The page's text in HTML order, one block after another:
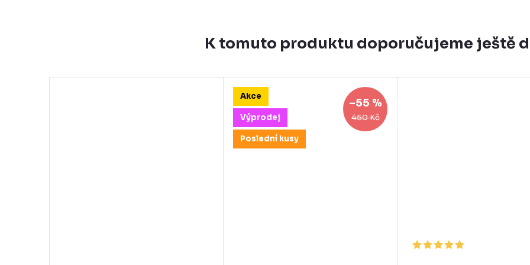
K tomuto produktu doporučujeme ještě
Akce
Výprodej
Poslední kusy
450 Kč
–55 %